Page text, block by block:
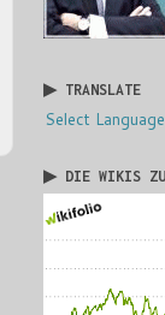
▶ TRANSLATE
Select Language
▶ DIE WIKIS